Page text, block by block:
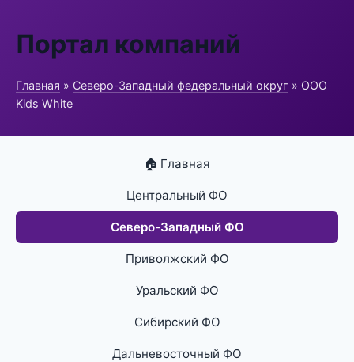
Портал компаний
Главная » Северо-Западный федеральный округ » ООО
Kids White
🏠 Главная
Центральный ФО
Северо-Западный ФО
Приволжский ФО
Уральский ФО
Сибирский ФО
Дальневосточный ФО